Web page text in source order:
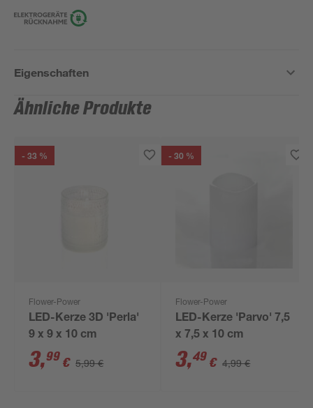
Eigenschaften
Ähnliche Produkte
- 33 %
Flower-Power
LED-Kerze 3D 'Perla'
9 x 9 x 10 cm
3,99 € 5,99 €
- 30 %
Flower-Power
LED-Kerze 'Parvo' 7,5
x 7,5 x 10 cm
3,49 € 4,99 €